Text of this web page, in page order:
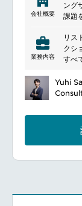
会社概要
ング
課題
戦略
テク
ョン
な視
ライ
業務内容
リス
クシ
すべ
のメ
長加
ムや
ー
す
ン管
Yuhi